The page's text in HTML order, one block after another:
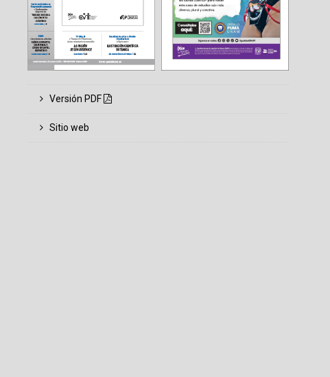
Versión PDF
Sitio web